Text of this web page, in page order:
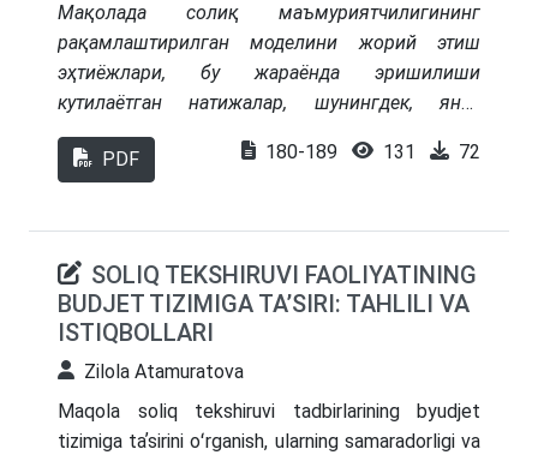
Мақолада солиқ маъмуриятчилигининг
рақамлаштирилган моделини жорий этиш
эҳтиёжлари, бу жараёнда эришилиши
кутилаётган натижалар, шунингдек, янги
моделни жорий этишда пайдо бўлиши мумкин
бўлган муаммолар ва уларни бартараф этиш
PDF 180-189 131 72
SOLIQ TEKSHIRUVI FAOLIYATINING
BUDJET TIZIMIGA TA’SIRI: TAHLILI VA
ISTIQBOLLARI
Zilola Atamuratova
Maqola soliq tekshiruvi tadbirlarining byudjet
tizimiga taʼsirini oʻrganish, ularning samaradorligi va